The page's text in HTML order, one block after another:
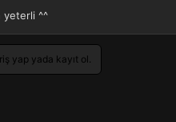
yeterli ^^
yap yada kayıt ol.